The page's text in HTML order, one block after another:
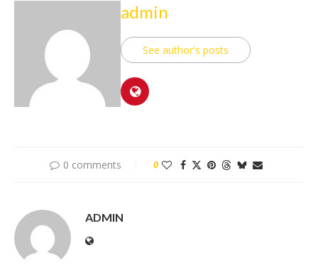
admin
See author's posts
0 comments 0
ADMIN